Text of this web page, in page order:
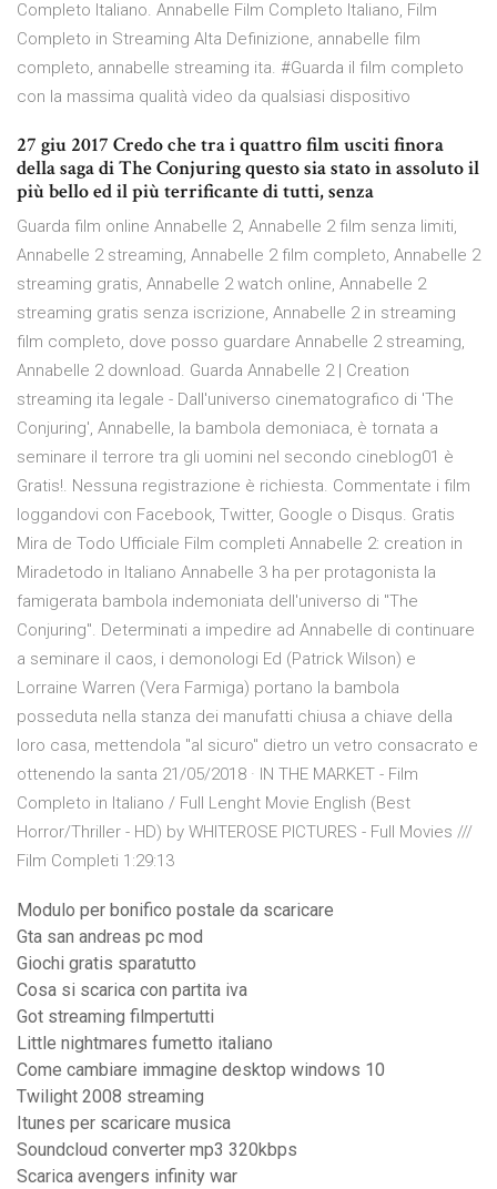
Completo Italiano. Annabelle Film Completo Italiano, Film
Completo in Streaming Alta Definizione, annabelle film
completo, annabelle streaming ita. #Guarda il film completo
con la massima qualità video da qualsiasi dispositivo
27 giu 2017 Credo che tra i quattro film usciti finora
della saga di The Conjuring questo sia stato in assoluto il
più bello ed il più terrificante di tutti, senza
Guarda film online Annabelle 2, Annabelle 2 film senza limiti,
Annabelle 2 streaming, Annabelle 2 film completo, Annabelle 2
streaming gratis, Annabelle 2 watch online, Annabelle 2
streaming gratis senza iscrizione, Annabelle 2 in streaming
film completo, dove posso guardare Annabelle 2 streaming,
Annabelle 2 download. Guarda Annabelle 2 | Creation
streaming ita legale - Dall'universo cinematografico di 'The
Conjuring', Annabelle, la bambola demoniaca, è tornata a
seminare il terrore tra gli uomini nel secondo cineblog01 è
Gratis!. Nessuna registrazione è richiesta. Commentate i film
loggandovi con Facebook, Twitter, Google o Disqus. Gratis
Mira de Todo Ufficiale Film completi Annabelle 2: creation in
Miradetodo in Italiano Annabelle 3 ha per protagonista la
famigerata bambola indemoniata dell'universo di "The
Conjuring". Determinati a impedire ad Annabelle di continuare
a seminare il caos, i demonologi Ed (Patrick Wilson) e
Lorraine Warren (Vera Farmiga) portano la bambola
posseduta nella stanza dei manufatti chiusa a chiave della
loro casa, mettendola "al sicuro" dietro un vetro consacrato e
ottenendo la santa 21/05/2018 · IN THE MARKET - Film
Completo in Italiano / Full Lenght Movie English (Best
Horror/Thriller - HD) by WHITEROSE PICTURES - Full Movies ///
Film Completi 1:29:13
Modulo per bonifico postale da scaricare
Gta san andreas pc mod
Giochi gratis sparatutto
Cosa si scarica con partita iva
Got streaming filmpertutti
Little nightmares fumetto italiano
Come cambiare immagine desktop windows 10
Twilight 2008 streaming
Itunes per scaricare musica
Soundcloud converter mp3 320kbps
Scarica avengers infinity war